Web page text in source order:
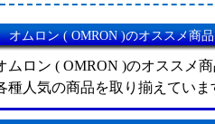
オムロン ( OMRON )のオススメ商
ムロン ( OMRON )のオススメ
種人気の商品を取り揃えていま